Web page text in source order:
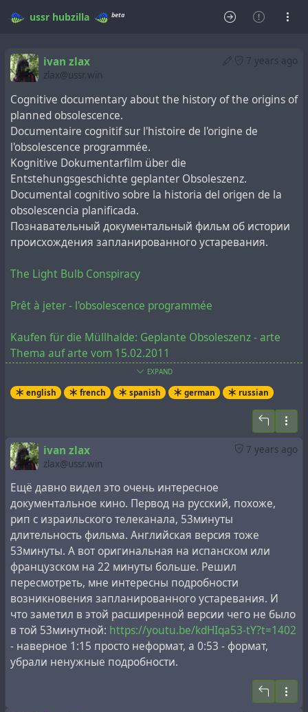
ussr hubzilla beta
7 years ago
ivan zlax
zlax@ussr.win
Cognitive documentary about the history of the origins of
planned obsolescence.
Documentaire cognitif sur l'histoire de l'origine de
l'obsolescence programmée.
Kognitive Dokumentarfilm über die
Entstehungsgeschichte geplanter Obsoleszenz.
Documental cognitivo sobre la historia del origen de la
obsolescencia planificada.
Познавательный документальный фильм об истории
происхождения запланированного устаревания.
The Light Bulb Conspiracy
Prêt à jeter - l'obsolescence programmée
Kaufen für die Müllhalde: Geplante Obsoleszenz - arte
Thema auf arte vom 15.02.2011
Documental Comprar, tirar, comprar. - Consumismo y
manipulación - COMPLETO
Эффект лампочки. Запланированное устаревание
#capitalism#conspiracy
# metaprogramming
#revision# technology
EXPAND
english french spanish german russian
7 years ago
ivan zlax
zlax@ussr.win
Ещё давно видел это очень интересное
документальное кино. Первод на русский, похоже,
рип с израильского телеканала, 53минуты
длительность фильма. Английская версия тоже
53минуты. А вот оригинальная на испанском или
французском на 22 минуты больше. Решил
пересмотреть, мне интересны подробности
возникновения запланированного устаревания. И
что заметил в этой расширенной версии чего не было
в той 53минутной: https://youtu.be/kdHIqa53-tY?t=1402
- наверное 1:15 просто неформат, а 0:53 - формат,
убрали ненужные подробности.